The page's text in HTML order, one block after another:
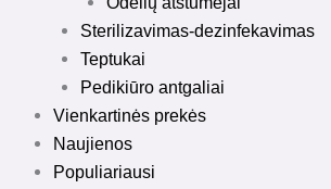
Sterilizavimas-dezinfekavimas
Teptukai
Pedikiūro antgaliai
Vienkartinės prekės
Naujienos
Populiariausi